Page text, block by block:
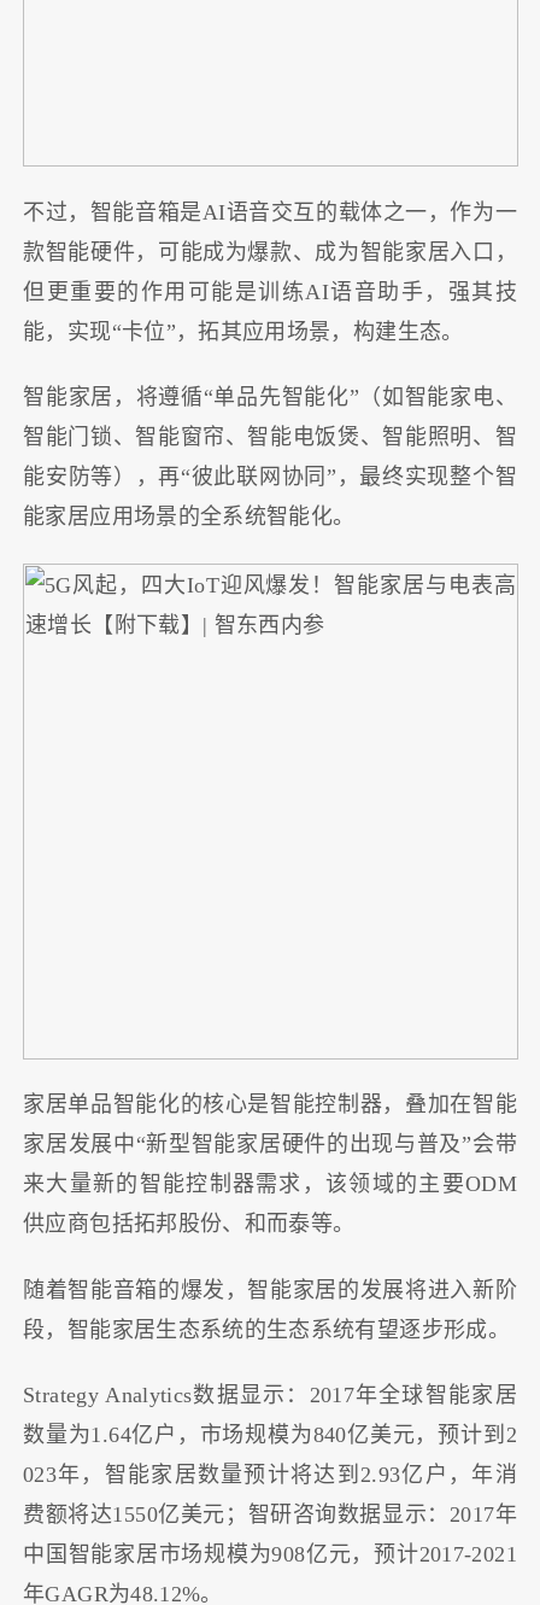
不过，智能音箱是AI语音交互的载体之一，作为一
款智能硬件，可能成为爆款、成为智能家居入口，
但更重要的作用可能是训练AI语音助手，强其技
能，实现“卡位”，拓其应用场景，构建生态。
智能家居，将遵循“单品先智能化”（如智能家电、
智能门锁、智能窗帘、智能电饭煲、智能照明、智
能安防等），再“彼此联网协同”，最终实现整个智
能家居应用场景的全系统智能化。
家居单品智能化的核心是智能控制器，叠加在智能
家居发展中“新型智能家居硬件的出现与普及”会带
来大量新的智能控制器需求，该领域的主要ODM
供应商包括拓邦股份、和而泰等。
随着智能音箱的爆发，智能家居的发展将进入新阶
段，智能家居生态系统的生态系统有望逐步形成。
Strategy Analytics数据显示：2017年全球智能家居
数量为1.64亿户，市场规模为840亿美元，预计到2
023年，智能家居数量预计将达到2.93亿户，年消
费额将达1550亿美元；智研咨询数据显示：2017年
中国智能家居市场规模为908亿元，预计2017-2021
年GAGR为48.12%。